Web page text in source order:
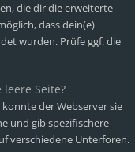
die dir die erweiterte
dass dein(e)
wurden. Prüfe ggf. die
Seite?
konnte der Webserver sie
und gib spezifischere
verschiedene Unterforen.